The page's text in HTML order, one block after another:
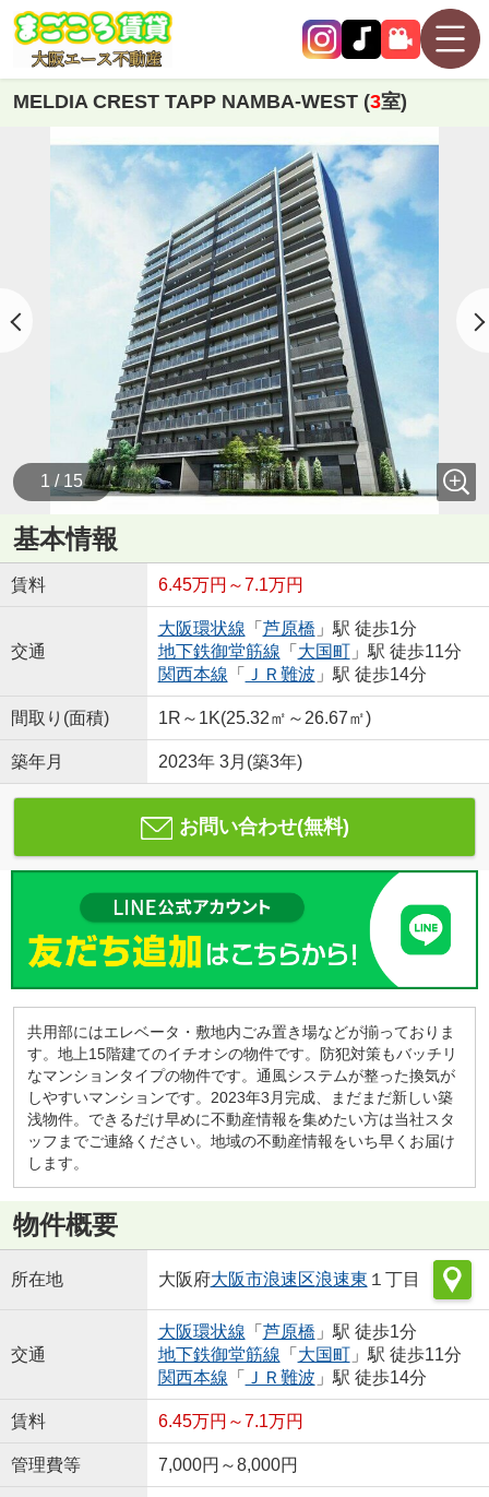
MELDIA CREST TAPP NAMBA-WEST (3室)
1 / 15
基本情報
賃料 6.45万円～7.1万円
交通
大阪環状線 「 芦原橋 」駅 徒歩1分
地下鉄御堂筋線 「 大国町
」駅 徒歩11分
関西本線 「 ＪＲ難波 」駅 徒歩14分
間取り(面積) 1R～1K(25.32㎡～26.67㎡)
築年月 2023年 3月(築3年)
お問い合わせ(無料)
共用部にはエレベータ・敷地内ごみ置き場などが揃っておりま
す。地上15階建てのイチオシの物件です。防犯対策もバッチリ
なマンションタイプの物件です。通風システムが整った換気が
しやすいマンションです。2023年3月完成、まだまだ新しい築
浅物件。できるだけ早めに不動産情報を集めたい方は当社スタ
ッフまでご連絡ください。地域の不動産情報をいち早くお届け
します。
物件概要
所在地 大阪府大阪市浪速区浪速東 １丁目
交通
大阪環状線 「 芦原橋 」駅 徒歩1分
地下鉄御堂筋線 「 大国町」駅 徒歩11分
関西本線 「 ＪＲ難波 」駅 徒歩14分
賃料 6.45万円～7.1万円
管理費等 7,000円～8,000円